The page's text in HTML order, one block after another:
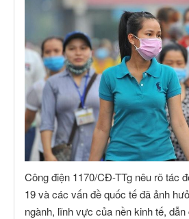
Công điện 1170/CĐ-TTg nêu rõ tác
19 và các vấn đề quốc tế đã ảnh
ngành, lĩnh vực của nền kinh tế,